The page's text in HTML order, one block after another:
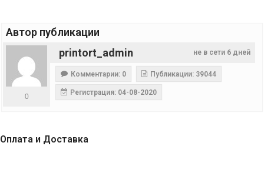
Автор публикации
не в сети 6 дней
printort_admin
0
Комментарии: 0 Публикации: 39044
Регистрация: 04-08-2020
Оплата и Доставка